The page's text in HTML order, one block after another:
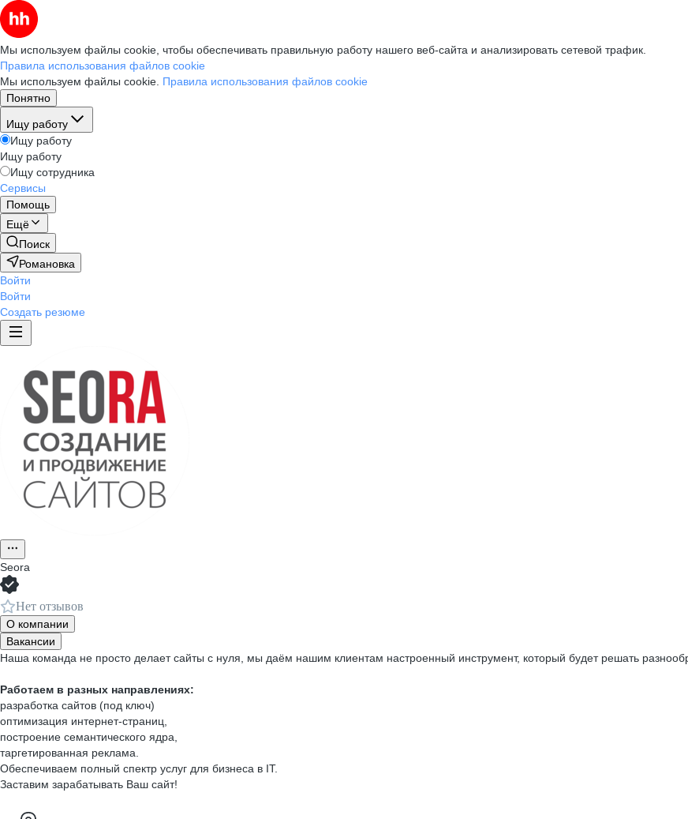
Мы используем файлы cookie, чтобы обеспечивать правильную работу нашего веб-сайта и анализировать сетевой трафик.
Правила использования файлов cookie
Мы используем файлы cookie. Правила использования файлов cookie
Понятно
Ищу работу
Ищу работу
Ищу работу
Ищу сотрудника
Сервисы
Помощь
Ещё
Поиск
Романовка
Войти
Войти
Создать резюме
Seora
Нет отзывов
О компании
Вакансии
Наша команда не просто делает сайты с нуля, мы даём нашим клиентам настроенный инструмент, который будет решать
Работаем в разных направлениях:
разработка сайтов (под ключ)
оптимизация интернет-страниц,
построение семантического ядра,
таргетированная реклама.
Обеспечиваем полный спектр услуг для бизнеса в IT.
Заставим зарабатывать Ваш сайт!